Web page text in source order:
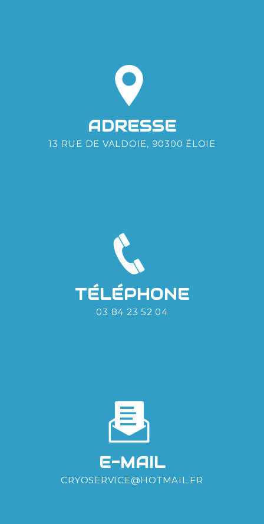
ADRESSE
13 RUE DE VALDOIE, 90300 ÉLOIE
TÉLÉPHONE
03 84 23 52 04
E-MAIL
CRYOSERVICE@HOTMAIL.FR